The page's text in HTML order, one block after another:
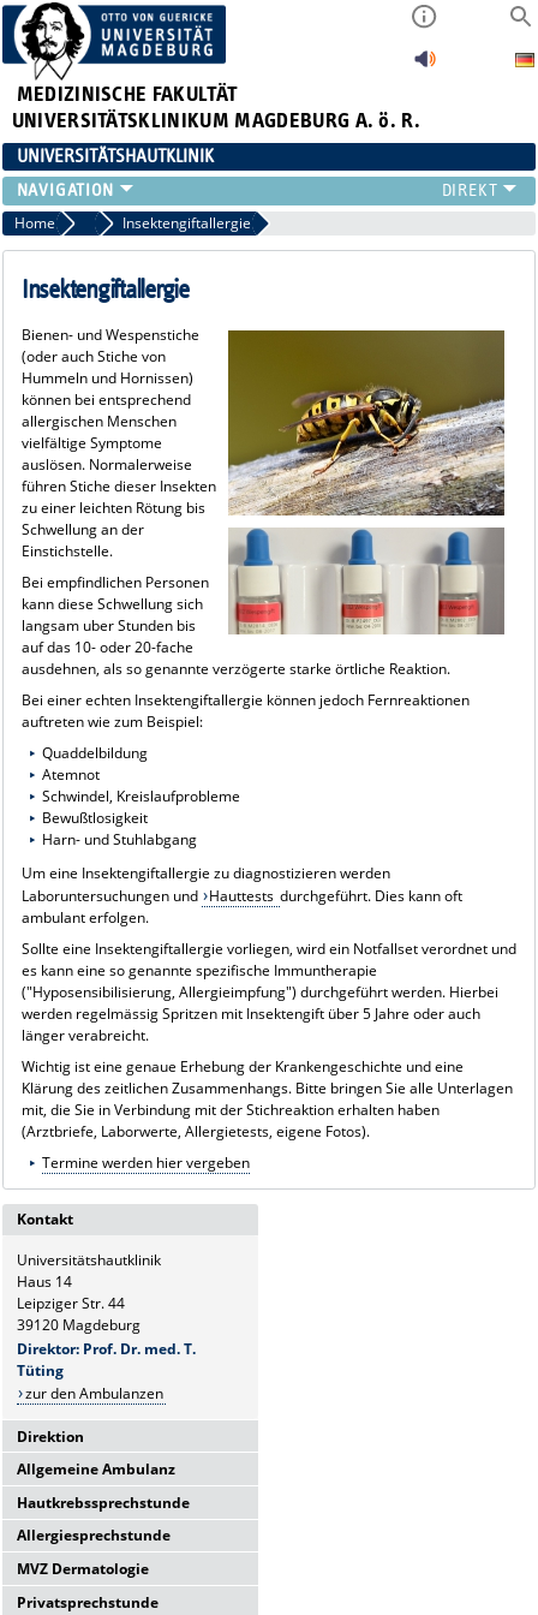
MEDIZINISCHE FAKULTÄT
UNIVERSITÄTSKLINIKUM MAGDEBURG A. ö. R.
UNIVERSITÄTSHAUTKLINIK
FÜR PATIENTEN
ÜBER UNS
FÜR ÄRZTE
LEHRE & FORSCHUNG
Home Allergien und Unverträglichkeiten
Insektengiftallergie
Insektengiftallergie
Bienen- und Wespenstiche
(oder auch Stiche von
Hummeln und Hornissen)
können bei entsprechend
allergischen Menschen
vielfältige Symptome
auslösen. Normalerweise
führen Stiche dieser Insekten
zu einer leichten Rötung bis
Schwellung an der
Einstichstelle.
Bei empfindlichen Personen
kann diese Schwellung sich
langsam uber Stunden bis
auf das 10- oder 20-fache
ausdehnen, als so genannte verzögerte starke örtliche Reaktion.
Bei einer echten Insektengiftallergie können jedoch Fernreaktionen
auftreten wie zum Beispiel:
Quaddelbildung
Atemnot
Schwindel, Kreislaufprobleme
Bewußtlosigkeit
Harn- und Stuhlabgang
Um eine Insektengiftallergie zu diagnostizieren werden
Laboruntersuchungen und Hauttests durchgeführt. Dies kann oft
ambulant erfolgen.
Sollte eine Insektengiftallergie vorliegen, wird ein Notfallset verordnet und
es kann eine so genannte spezifische Immuntherapie
("Hyposensibilisierung, Allergieimpfung") durchgeführt werden. Hierbei
werden regelmässig Spritzen mit Insektengift über 5 Jahre oder auch
länger verabreicht.
Wichtig ist eine genaue Erhebung der Krankengeschichte und eine
Klärung des zeitlichen Zusammenhangs. Bitte bringen Sie alle Unterlagen
mit, die Sie in Verbindung mit der Stichreaktion erhalten haben
(Arztbriefe, Laborwerte, Allergietests, eigene Fotos).
Termine werden hier vergeben
Kontakt
Universitätshautklinik
Haus 14
Leipziger Str. 44
39120 Magdeburg
Direktor: Prof. Dr. med. T.
Tüting
zur den Ambulanzen
Allgemeine Ambulanz
Sie erreichen uns telefonisch Mo-
Fr.:
8-10 Uhr
Hier finden Sie uns:
verglaster Seiteneingang links
Hautkrebssprechstunde
Sie erreichen uns telefonisch Mo-
Fr.:
8:00 - 10:00 Uhr
Hier finden Sie uns:
Allergiesprechstunde
Sie erreichen uns telefonisch Mo-
Fr.:
MVZ Dermatologie
Sie erreichen uns telefonisch
Privatsprechstunde
Direktion
Universitätshautklinik
Haus 14
Leipziger Str. 44
39120 Magdeburg
Direktor: Prof. Dr. med. T.
Tüting
Sekretariat Frau J. Schütze